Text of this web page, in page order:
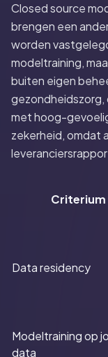
Closed source
brengen een
worden
modeltraining,
buiten eigen
gezondheidszorg,
met hoog-
zekerheid, omdat
Criterium
Data residency
Modeltraining op
data